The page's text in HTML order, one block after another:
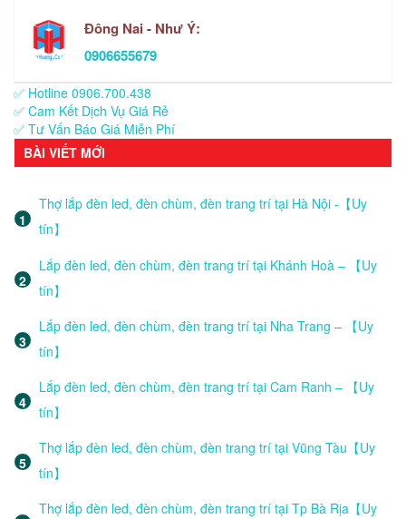
Đông Nai - Như Ý:
0906655679
✅ Hotline 0906.700.438
✅ Cam Kết Dịch Vụ Giá Rẻ
✅ Tư Vấn Báo Giá Miễn Phí
BÀI VIẾT MỚI
Thợ lắp đèn led, đèn chùm, đèn trang trí tại Hà Nội -【Uy
tín】
Lắp đèn led, đèn chùm, đèn trang trí tại Khánh Hoà – 【Uy
tín】
Lắp đèn led, đèn chùm, đèn trang trí tại Nha Trang – 【Uy
tín】
Lắp đèn led, đèn chùm, đèn trang trí tại Cam Ranh – 【Uy
tín】
Thợ lắp đèn led, đèn chùm, đèn trang trí tại Vũng Tàu【Uy
tín】
Thợ lắp đèn led, đèn chùm, đèn trang trí tại Tp Bà Rịa【Uy